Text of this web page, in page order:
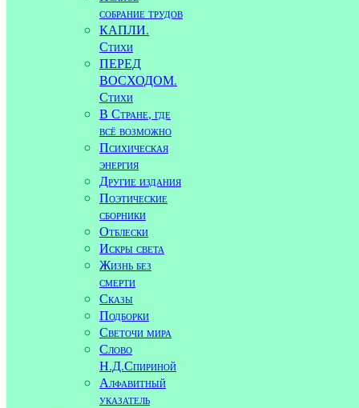
собрание трудов
КАПЛИ.
Стихи
ПЕРЕД
ВОСХОДОМ.
Стихи
В Стране, где
всё возможно
Психическая
энергия
Другие издания
Поэтические
сборники
Отблески
Искры света
Жизнь без
смерти
Сказы
Подборки
Светочи мира
Слово
Н.Д.Спириной
Алфавитный
указатель